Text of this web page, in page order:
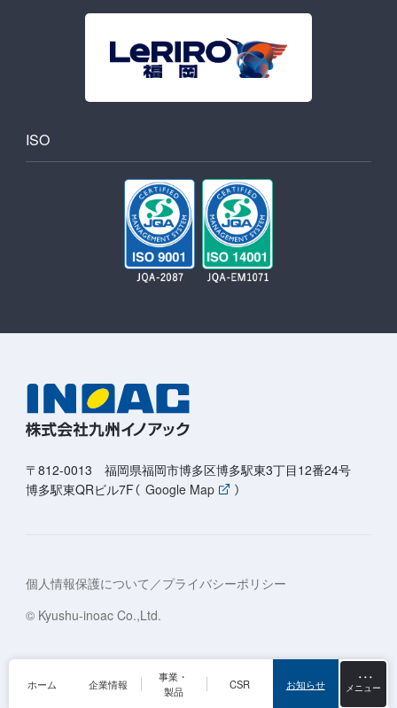
ホーム 企業情報
事業・
製品
CSR お知らせ
ISO
〒812-0013 福岡県福岡市博多区博多駅東3丁目12番24号
博多駅東QRビル7F（ Google Map ）
個人情報保護について／プライバシーポリシー
© Kyushu-inoac Co.,Ltd.